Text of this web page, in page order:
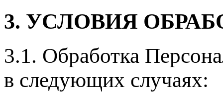
3. УСЛОВИЯ
3.1. Обработка
в следующих случаях: